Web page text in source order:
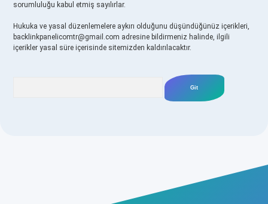
sorumluluğu kabul etmiş sayılırlar.
Hukuka ve yasal düzenlemelere aykırı olduğunu düşündüğünüz içerikleri,
backlinkpanelicomtr@gmail.com adresine bildirmeniz halinde, ilgili
içerikler yasal süre içerisinde sitemizden kaldırılacaktır.